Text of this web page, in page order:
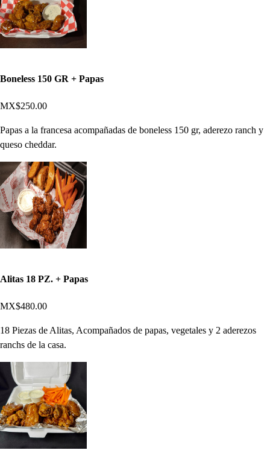
Boneless 150 GR + Papas
MX$250.00
Papas a la francesa acompañadas de boneless 150 gr, aderezo ranch y
queso cheddar.
Alitas 18 PZ. + Papas
MX$480.00
18 Piezas de Alitas, Acompañados de papas, vegetales y 2 aderezos
ranchs de la casa.